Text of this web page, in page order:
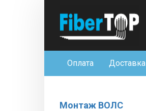
Оплата Доставка
Монтаж ВОЛС